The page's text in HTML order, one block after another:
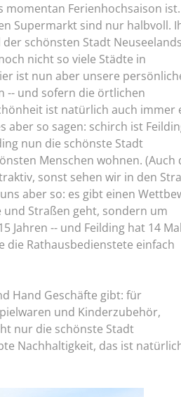
Ferienhochsaison
Supermarkt sind nur halbvoll.
schönsten Stadt Neuseelands
nicht so viele Städte in
ist nun aber unsere
-- und sofern die örtlichen
ist natürlich auch immer
aber so sagen: schirch ist
nun die schönste Stadt
Menschen wohnen. (Auch
sonst sehen wir in den
aber so: es gibt einen
Straßen geht, sondern um
Jahren -- und Feilding hat 14
die Rathausbedienstete einfach
Hand Geschäfte gibt: für
und Kinderzubehör,
nur die schönste Stadt
Nachhaltigkeit, das ist